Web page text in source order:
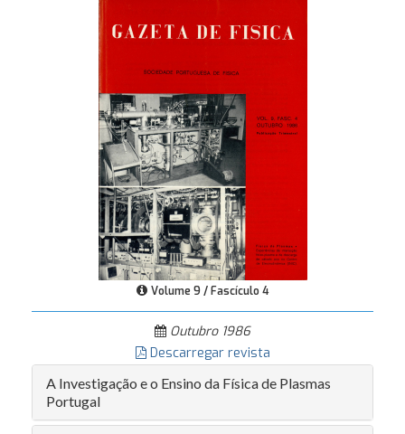
Volume 9 / Fascículo 4
Outubro 1986
Descarregar revista
A Investigação e o Ensino da Física de Plasmas
Portugal